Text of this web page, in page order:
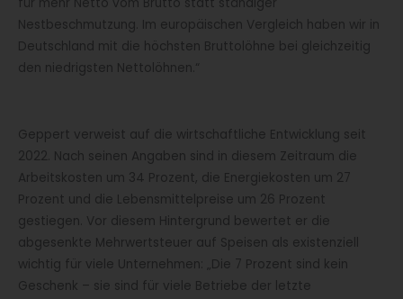
für mehr Netto vom Brutto statt ständiger
Nestbeschmutzung. Im europäischen Vergleich haben wir in
Deutschland mit die höchsten Bruttolöhne bei gleichzeitig
den niedrigsten Nettolöhnen.“
Geppert verweist auf die wirtschaftliche Entwicklung seit
2022. Nach seinen Angaben sind in diesem Zeitraum die
Arbeitskosten um 34 Prozent, die Energiekosten um 27
Prozent und die Lebensmittelpreise um 26 Prozent
gestiegen. Vor diesem Hintergrund bewertet er die
abgesenkte Mehrwertsteuer auf Speisen als existenziell
wichtig für viele Unternehmen: „Die 7 Prozent sind kein
Geschenk – sie sind für viele Betriebe der letzte